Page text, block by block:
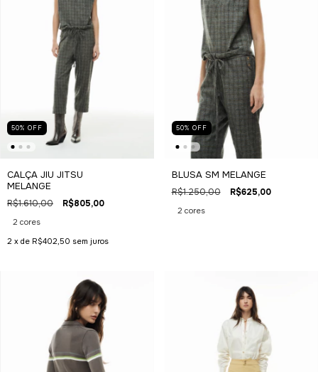
50% OFF
CALÇA JIU JITSU
MELANGE
R$1.610,00 R$805,00
2 cores
2 x de R$402,50 sem juros
50% OFF
BLUSA SM MELANGE
R$1.250,00 R$625,00
2 cores